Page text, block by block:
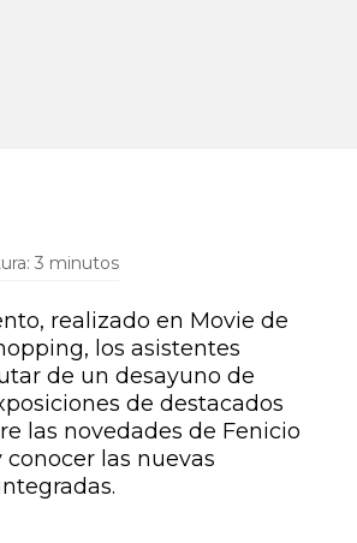
3 minutos
realizado en Movie de
los asistentes
de un desayuno de
de destacados
las novedades de Fenicio
las nuevas